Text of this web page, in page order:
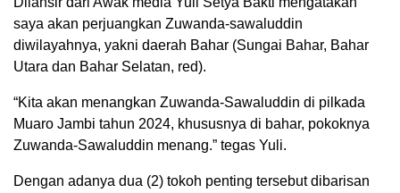
saya akan perjuangkan Zuwanda-sawaluddin
diwilayahnya, yakni daerah Bahar (Sungai Bahar, Bahar
Utara dan Bahar Selatan, red).
“Kita akan menangkan Zuwanda-Sawaluddin di pilkada
Muaro Jambi tahun 2024, khususnya di bahar, pokoknya
Zuwanda-Sawaluddin menang.” tegas Yuli.
Dengan adanya dua (2) tokoh penting tersebut dibarisan